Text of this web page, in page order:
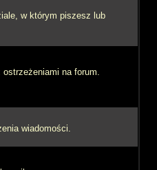
w którym piszesz lub
na forum.
wiadomości.